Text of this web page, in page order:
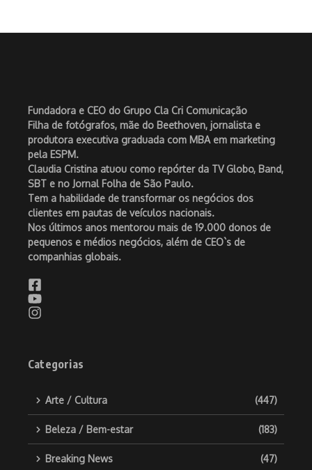
Fundadora e CEO do Grupo Cla Cri Comunicação
Filha de fotógrafos, mãe do Beethoven, jornalista e
produtora executiva graduada com MBA em marketing
pela ESPM.
Claudia Cristina atuou como repórter da TV Globo, Band,
SBT e no Jornal Folha de São Paulo.
Tem a habilidade de transformar os negócios dos
clientes em pautas de veículos nacionais.
Nos últimos anos mentorou mais de 19.000 donos de
pequenos e médios negócios, além de CEO`s de
companhias globais.
Categorias
Arte / Cultura (447)
Beleza / Bem-estar (183)
Breaking News (47)